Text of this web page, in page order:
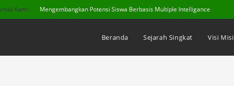
Kami Mengembangkan Potensi Siswa Berbasis Multiple Intelligance
Beranda Sejarah Singkat Visi Misi